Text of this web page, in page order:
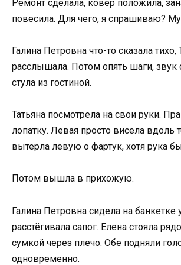
Ремонт сделала, ковёр положила,
повесила. Для чего, я спрашиваю?
Галина Петровна что-то сказала тихо,
расслышала. Потом опять шаги, звук
стула из гостиной.
Татьяна посмотрела на свои руки.
лопатку. Левая просто висела вдоль
вытерла левую о фартук, хотя рука
Потом вышла в прихожую.
Галина Петровна сидела на банкетке
расстёгивала сапог. Елена стояла
сумкой через плечо. Обе подняли
одновременно.